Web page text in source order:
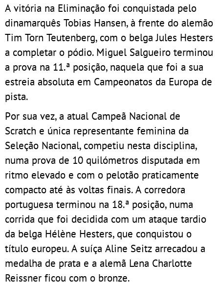
A vitória na Eliminação foi conquistada pelo
dinamarquês Tobias Hansen, à frente do alemão
Tim Torn Teutenberg, com o belga Jules Hesters
a completar o pódio. Miguel Salgueiro terminou
a prova na 11.ª posição, naquela que foi a sua
estreia absoluta em Campeonatos da Europa de
pista.
Por sua vez, a atual Campeã Nacional de
Scratch e única representante feminina da
Seleção Nacional, competiu nesta disciplina,
numa prova de 10 quilómetros disputada em
ritmo elevado e com o pelotão praticamente
compacto até às voltas finais. A corredora
portuguesa terminou na 18.ª posição, numa
corrida que foi decidida com um ataque tardio
da belga Hélène Hesters, que conquistou o
título europeu. A suíça Aline Seitz arrecadou a
medalha de prata e a alemã Lena Charlotte
Reissner ficou com o bronze.